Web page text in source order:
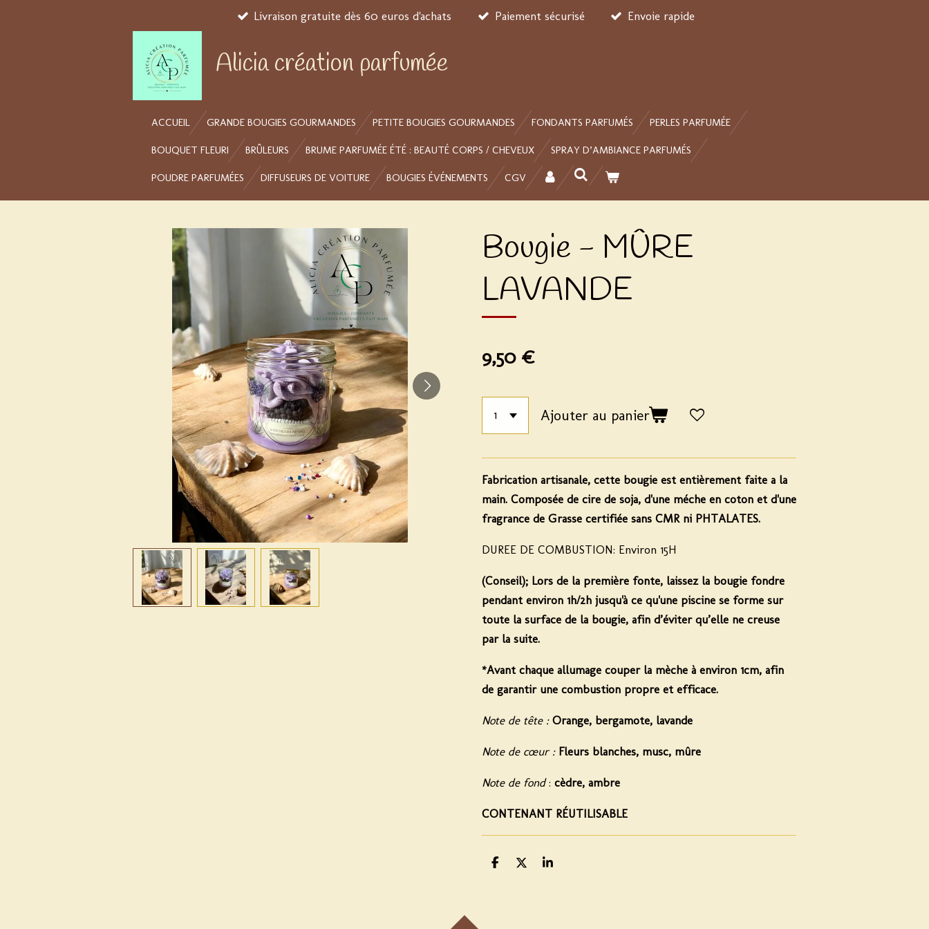
Livraison gratuite dès 60 euros d'achats Paiement sécurisé Envoie rapide
Alicia création parfumée
ACCUEIL GRANDE BOUGIES GOURMANDES PETITE BOUGIES GOURMANDES FONDANTS PARFUMÉS PERLES PARFUMÉE
BOUQUET FLEURI BRÛLEURS BRUME PARFUMÉE ÉTÉ : BEAUTÉ CORPS / CHEVEUX SPRAY D’AMBIANCE PARFUMÉS
POUDRE PARFUMÉES DIFFUSEURS DE VOITURE BOUGIES ÉVÉNEMENTS CGV
Bougie - MÛRE
LAVANDE
9,50 €
Ajouter au panier
Fabrication artisanale, cette bougie est entièrement faite a la
main. Composée de cire de soja, d'une méche en coton et d'une
fragrance de Grasse certifiée sans CMR ni PHTALATES.
DUREE DE COMBUSTION: Environ 15H
(Conseil); Lors de la première fonte, laissez la bougie fondre
pendant environ 1h/2h jusqu'à ce qu'une piscine se forme sur
toute la surface de la bougie, afin d’éviter qu’elle ne creuse
par la suite.
*Avant chaque allumage couper la mèche à environ 1cm, afin
de garantir une combustion propre et efficace.
Note de tête : Orange, bergamote, lavande
Note de cœur : Fleurs blanches, musc, mûre
Note de fond: cèdre, ambre
CONTENANT RÉUTILISABLE
P
P
P